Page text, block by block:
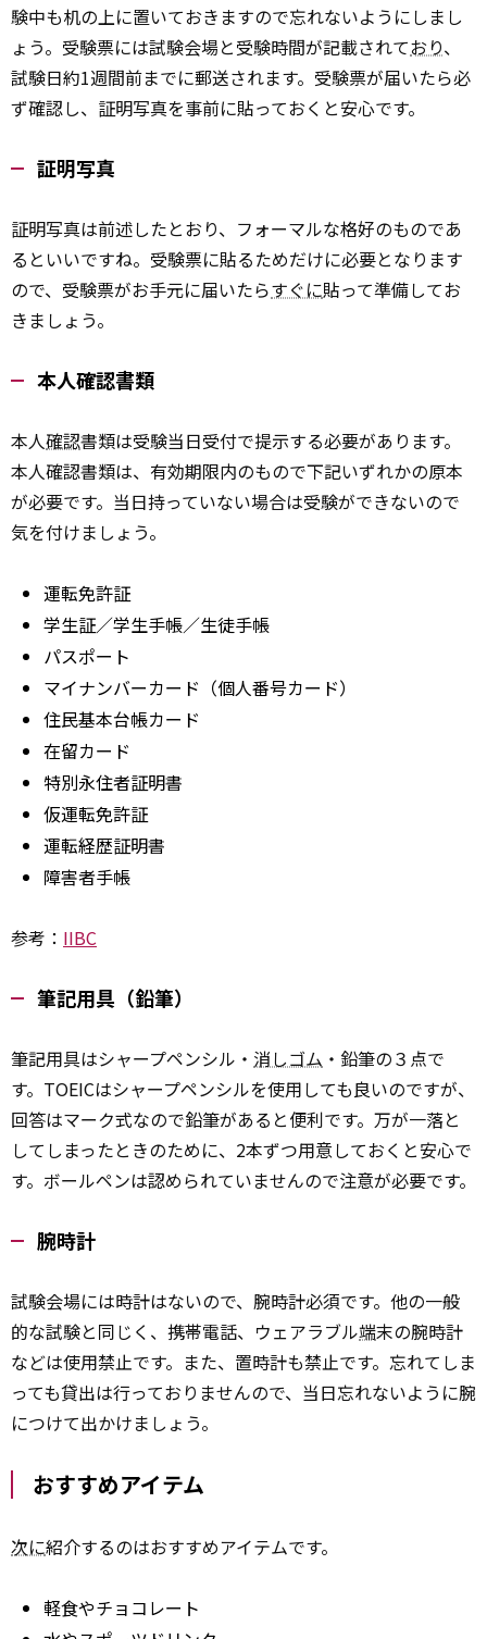
験中も机の上に置いておきますので忘れないようにしまし
ょう。受験票には試験会場と受験時間が記載されており、
試験日約1週間前までに郵送されます。受験票が届いたら必
ず確認し、証明写真を事前に貼っておくと安心です。
証明写真
証明写真は前述したとおり、フォーマルな格好のものであ
るといいですね。受験票に貼るためだけに必要となります
ので、受験票がお手元に届いたらすぐに貼って準備してお
きましょう。
本人確認書類
本人確認書類は受験当日受付で提示する必要があります。
本人確認書類は、有効期限内のもので下記いずれかの原本
が必要です。当日持っていない場合は受験ができないので
気を付けましょう。
運転免許証
学生証／学生手帳／生徒手帳
パスポート
マイナンバーカード（個人番号カード）
住民基本台帳カード
在留カード
特別永住者証明書
仮運転免許証
運転経歴証明書
障害者手帳
参考： IIBC
筆記用具（鉛筆）
筆記用具はシャープペンシル・ 消しゴム ・鉛筆の３点で
す。TOEICはシャープペンシルを使用しても良いのですが、
回答はマーク式なので鉛筆があると便利です。万が一落と
してしまったときのために、2本ずつ用意しておくと安心で
す。ボールペンは認められていませんので注意が必要です。
腕時計
試験会場には時計はないので、腕時計必須です。他の一般
的な試験と同じく、携帯電話、ウェアラブル端末の腕時計
などは使用禁止です。また、置時計も禁止です。忘れてしま
っても貸出は行っておりませんので、当日忘れないように腕
につけて出かけましょう。
おすすめアイテム
次に紹介するのはおすすめアイテムです。
軽食やチョコレート